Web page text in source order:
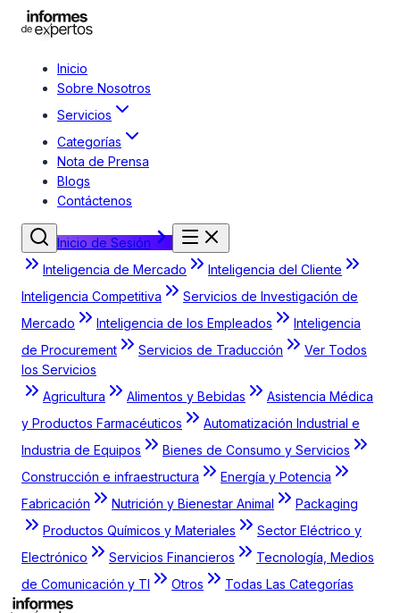
Inicio
Sobre Nosotros
Servicios
Categorías
Nota de Prensa
Blogs
Contáctenos
Inicio de Sesión
Inteligencia de Mercado
Inteligencia del Cliente
Inteligencia Competitiva
Servicios de Investigación de
Mercado
Inteligencia de los Empleados
Inteligencia
de Procurement
Servicios de Traducción
Ver Todos
los Servicios
Agricultura
Alimentos y Bebidas
Asistencia Médica
y Productos Farmacéuticos
Automatización Industrial e
Industria de Equipos
Bienes de Consumo y Servicios
Construcción e infraestructura
Energía y Potencia
Fabricación
Nutrición y Bienestar Animal
Packaging
Productos Químicos y Materiales
Sector Eléctrico y
Electrónico
Servicios Financieros
Tecnología, Medios
de Comunicación y TI
Otros Todas Las Categorías